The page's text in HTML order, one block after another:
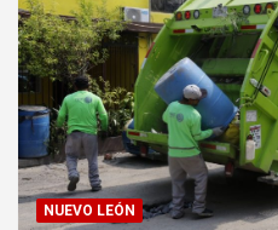
NUEVO LEÓN